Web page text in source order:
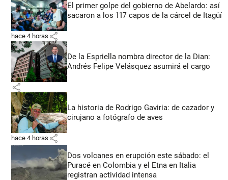
El primer golpe del gobierno de Abelardo: así
sacaron a los 117 capos de la cárcel de Itagüí
hace 4 horas share
De la Espriella nombra director de la Dian:
Andrés Felipe Velásquez asumirá el cargo
share
La historia de Rodrigo Gaviria: de cazador y
cirujano a fotógrafo de aves
hace 4 horas share
Dos volcanes en erupción este sábado: el
Puracé en Colombia y el Etna en Italia
registran actividad intensa